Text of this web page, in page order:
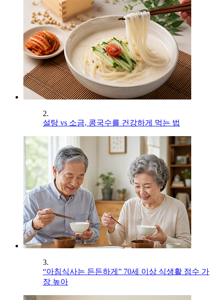
2.
설탕 vs 소금, 콩국수를 건강하게 먹는 법
3.
“아침식사는 든든하게” 70세 이상 식생활 점수 가
장 높아